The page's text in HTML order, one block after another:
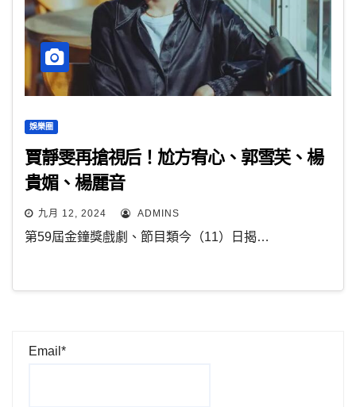
娛樂圈
賈靜雯再搶視后！尬方宥心、郭雪芙、楊
貴媚、楊麗音
九月 12, 2024 ADMINS
第59屆金鐘獎戲劇、節目類今（11）日揭…
Email*